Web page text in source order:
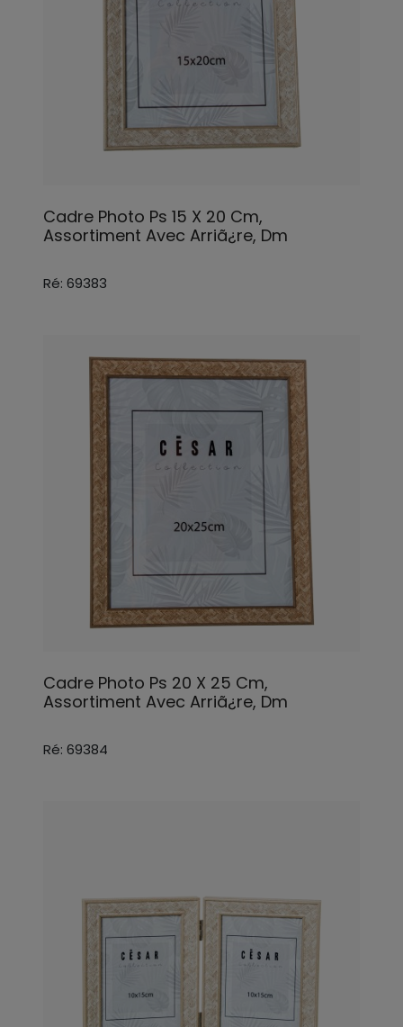
Cadre Photo Ps 15 X 20 Cm,
Assortiment Avec Arriã¿re, Dm
Ré: 69383
Cadre Photo Ps 20 X 25 Cm,
Assortiment Avec Arriã¿re, Dm
Ré: 69384